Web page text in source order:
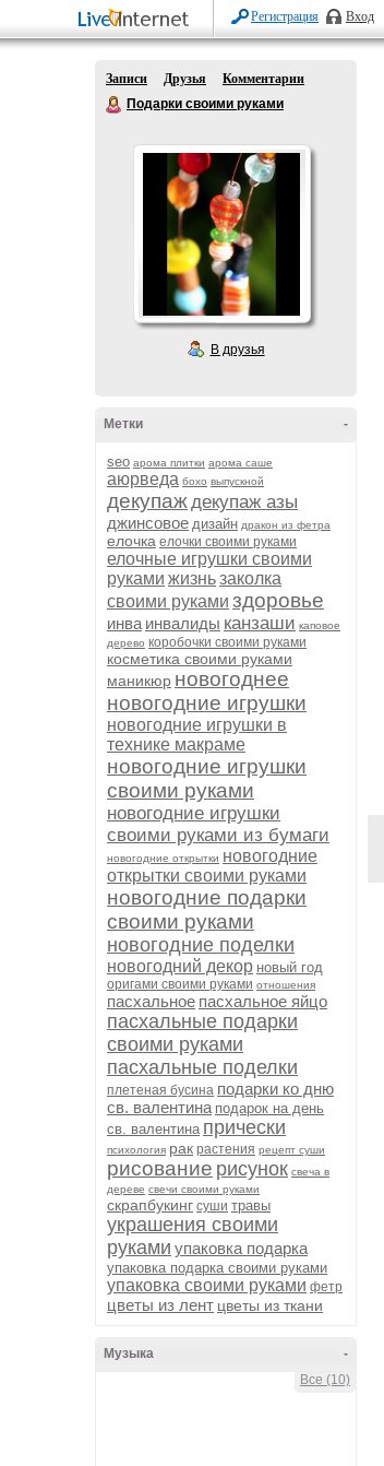
Регистрация Вход
Записи Друзья
Комментарии
Подарки своими руками
В друзья
-
Метки
seo арома плитки арома саше
аюрведа бохо выпускной
декупаждекупаж азы
джинсовое дизайн дракон из фетра
елочка елочки своими руками
елочные игрушки своими
руками жизньзаколка
своими руками здоровье
инва инвалиды канзаши каповое
дерево коробочки своими руками
косметика своими руками
маникюр новогоднее
новогодние игрушки
новогодние игрушки в
технике макраме
новогодние игрушки
своими руками
новогодние игрушки
своими руками из бумаги
новогодние открытки новогодние
открытки своими руками
новогодние подарки
своими руками
новогодние поделки
новогодний декор новый год
оригами своими руками отношения
пасхальное пасхальное яйцо
пасхальные подарки
своими руками
пасхальные поделки
плетеная бусина подарки ко дню
св. валентина подарок на день
св. валентина прически
психология рак растения рецепт суши
рисование рисунок свеча в
дереве свечи своими руками
скрапбукинг суши травы
украшения своими
руками упаковка подарка
упаковка подарка своими руками
упаковка своими руками фетр
цветы из лент цветы из ткани
-
Музыка
Все (10)